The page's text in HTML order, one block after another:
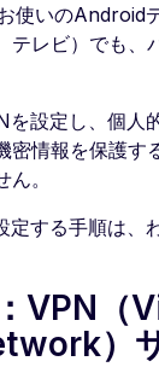
使いのAndroid
テレビ）でも、
設定し、個人
密情報を保護す
。
する手順は、
VPN（
）